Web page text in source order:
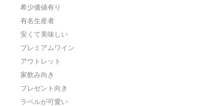
希少価値有り
有名生産者
安くて美味しい
プレミアムワイン
アウトレット
家飲み向き
プレゼント向き
ラベルが可愛い